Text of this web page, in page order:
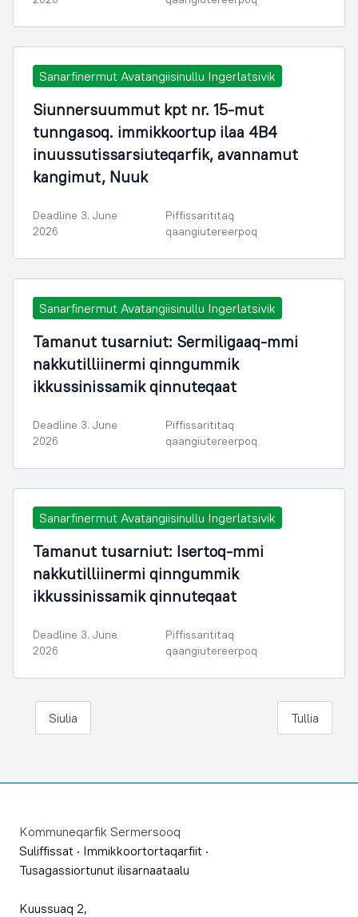
Sanarfinermut Avatangiisinullu Ingerlatsivik
Siunnersuummut kpt nr. 15-mut
tunngasoq. immikkoortup ilaa 4B4
inuussutissarsiuteqarfik, avannamut
kangimut, Nuuk
Deadline 3. June
2026
Piffissarititaq
qaangiutereerpoq
Sanarfinermut Avatangiisinullu Ingerlatsivik
Tamanut tusarniut: Sermiligaaq-mmi
nakkutilliinermi qinngummik
ikkussinissamik qinnuteqaat
Deadline 3. June
2026
Piffissarititaq
qaangiutereerpoq
Sanarfinermut Avatangiisinullu Ingerlatsivik
Tamanut tusarniut: Isertoq-mmi
nakkutilliinermi qinngummik
ikkussinissamik qinnuteqaat
Deadline 3. June
2026
Piffissarititaq
qaangiutereerpoq
Siulia Tullia
Kommuneqarfik Sermersooq
Suliffissat · Immikkoortortaqarfiit ·
Tusagassiortunut ilisarnaataalu
Kuussuaq 2,